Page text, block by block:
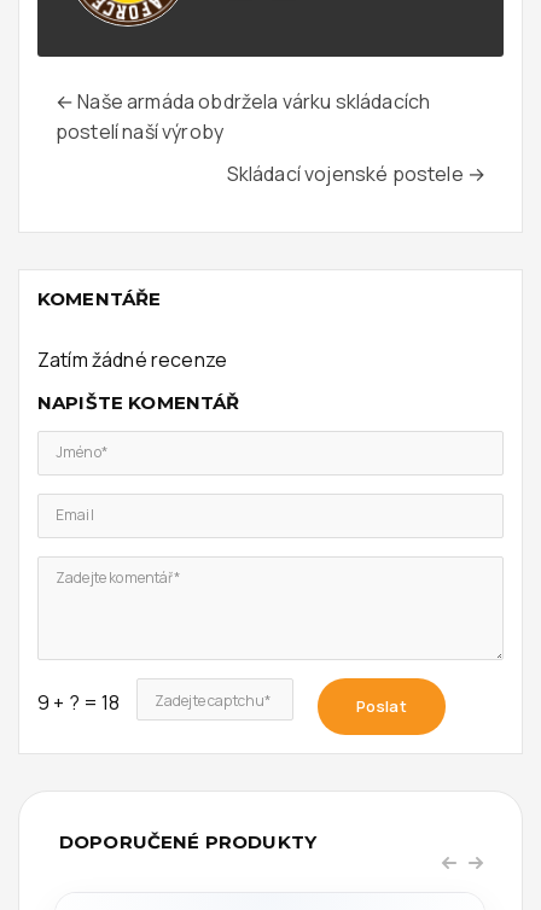
← Naše armáda obdržela várku skládacích
postelí naší výroby
Skládací vojenské postele →
KOMENTÁŘE
Zatím žádné recenze
NAPIŠTE KOMENTÁŘ
Jméno*
Email
Zadejte komentář*
9 + ? = 18 Zadejte captchu* Poslat
DOPORUČENÉ PRODUKTY